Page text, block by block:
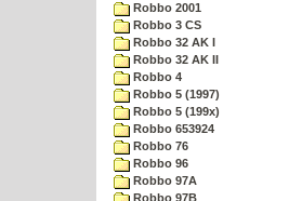
Robbo 2001
Robbo 3 CS
Robbo 32 AK I
Robbo 32 AK II
Robbo 4
Robbo 5 (1997)
Robbo 5 (199x)
Robbo 653924
Robbo 76
Robbo 96
Robbo 97A
Robbo 97B